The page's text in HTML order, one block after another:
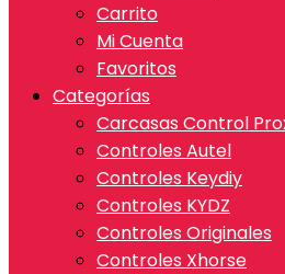
Carrito
Mi Cuenta
Favoritos
Categorías
Carcasas Control
Controles Autel
Controles Keydiy
Controles KYDZ
Controles Originales
Controles Xhorse